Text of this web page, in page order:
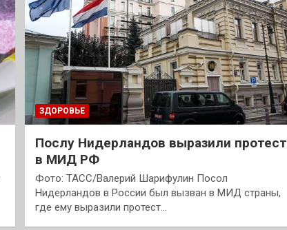
ЗДОРОВЬЕ
Послу Нидерландов выразили протест
в МИД РФ
Фото: ТАСС/Валерий Шарифулин Посол
Нидерландов в России был вызван в МИД страны,
где ему выразили протест…